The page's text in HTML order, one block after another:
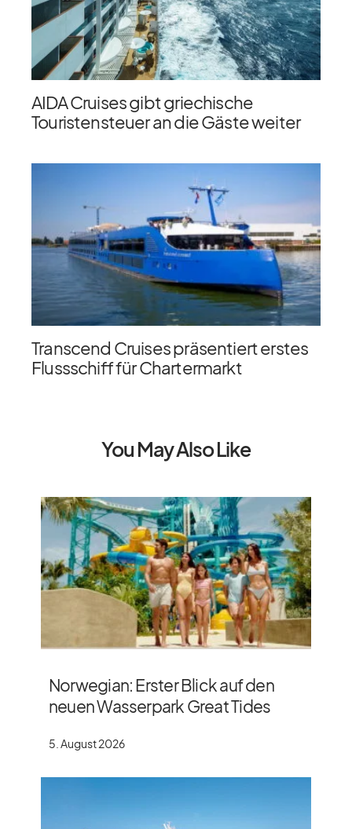
AIDA Cruises gibt griechische
Touristensteuer an die Gäste weiter
Transcend Cruises präsentiert erstes
Flussschiff für Chartermarkt
You May Also Like
Norwegian: Erster Blick auf den
neuen Wasserpark Great Tides
5. August 2026